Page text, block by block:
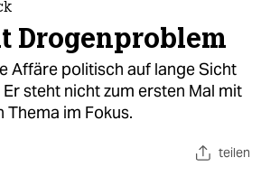
Drogenproblem
Affäre politisch auf lange Sicht
steht nicht zum ersten Mal mit
im Fokus.
teilen